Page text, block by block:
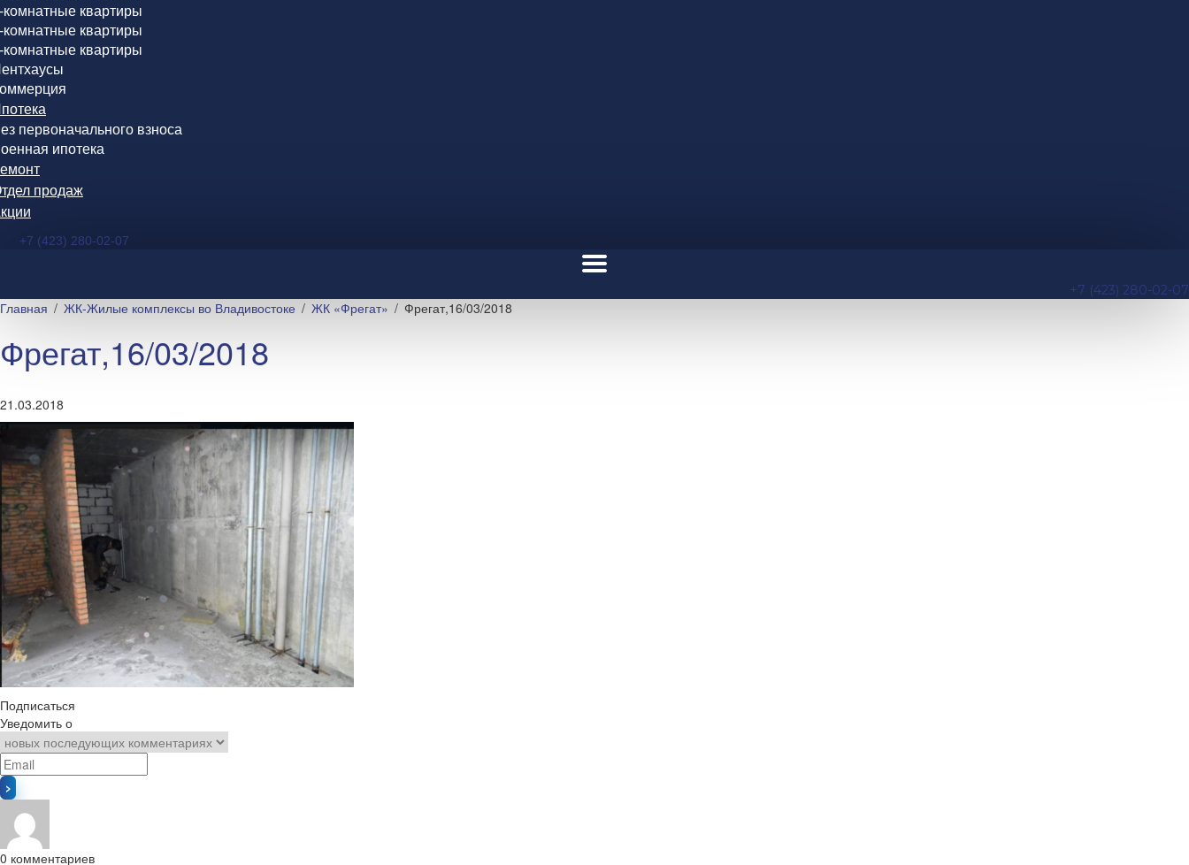
комнатные квартиры
комнатные квартиры
комнатные квартиры
первоначального взноса
ипотека
продаж
+7 (423) 280-02-07
+7 (423) 280-02-07
Главная ЖК-Жилые комплексы во Владивостоке ЖК «Фрегат» Фрегат,16/03/2018
Фрегат,16/03/2018
21.03.2018
Подписаться
Уведомить о
0 комментариев